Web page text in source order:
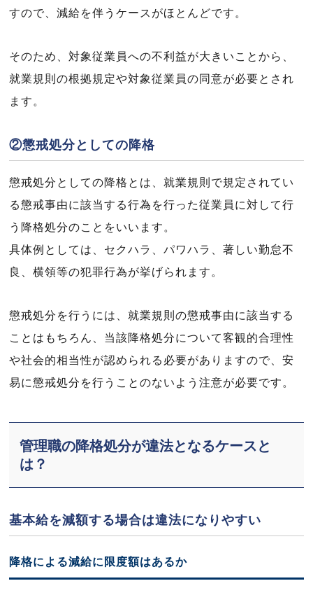
すので、減給を伴うケースがほとんどです。
そのため、対象従業員への不利益が大きいことから、
就業規則の根拠規定や対象従業員の同意が必要とされ
ます。
②懲戒処分としての降格
懲戒処分としての降格とは、就業規則で規定されてい
る懲戒事由に該当する行為を行った従業員に対して行
う降格処分のことをいいます。
具体例としては、セクハラ、パワハラ、著しい勤怠不
良、横領等の犯罪行為が挙げられます。
懲戒処分を行うには、就業規則の懲戒事由に該当する
ことはもちろん、当該降格処分について客観的合理性
や社会的相当性が認められる必要がありますので、安
易に懲戒処分を行うことのないよう注意が必要です。
管理職の降格処分が違法となるケースと
は？
基本給を減額する場合は違法になりやすい
降格による減給に限度額はあるか